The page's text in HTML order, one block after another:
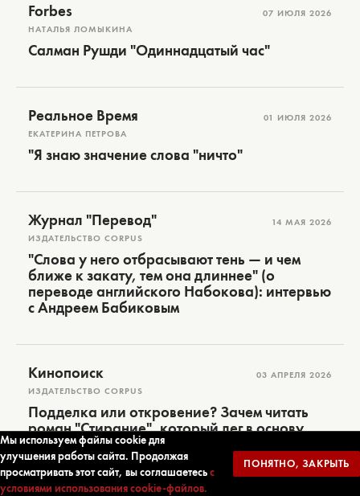
Forbes
НАТАЛЬЯ ЛОМЫКИНА
07 ИЮЛЯ 2026
Салман Рушди "Одиннадцатый час"
Реальное Время
ЕКАТЕРИНА ПЕТРОВА
01 ИЮЛЯ 2026
"Я знаю значение слова "ничто"
Журнал "Перевод"
ИЗДАТЕЛЬСТВО CORPUS
14 МАЯ 2026
"Слова у него отбрасывают тень — и чем
ближе к закату, тем она длиннее" (о
переводе английского Набокова): интервью
с Андреем Бабиковым
Кинопоиск
ИЗДАТЕЛЬСТВО CORPUS
03 АПРЕЛЯ 2026
Подделка или откровение? Зачем читать
роман "Стирание", который лег в основу
фильма "Американское чтиво"
Мы используем файлы cookie для
улучшения работы сайта. Продолжая
просматривать этот сайт, вы соглашаетесьс
условиями использования cookie-файлов.
ПОНЯТНО, ЗАКРЫТЬ